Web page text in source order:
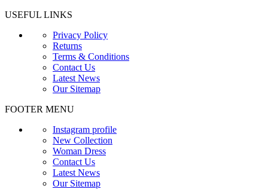
USEFUL LINKS
Privacy Policy
Returns
Terms & Conditions
Contact Us
Latest News
Our Sitemap
FOOTER MENU
Instagram profile
New Collection
Woman Dress
Contact Us
Latest News
Our Sitemap